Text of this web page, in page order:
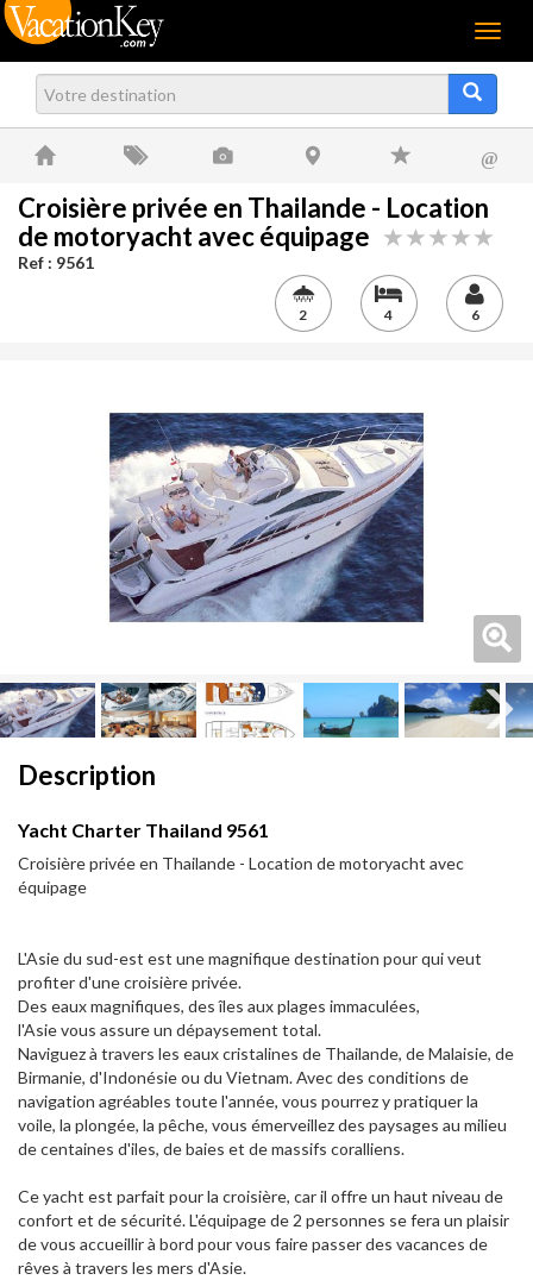
Menu
@
Croisière privée en Thailande - Location
de motoryacht avec équipage
Ref : 9561
2 4 6
Description
Yacht Charter Thailand 9561
Croisière privée en Thailande - Location de motoryacht avec
équipage
L'Asie du sud-est est une magnifique destination pour qui veut
profiter d'une croisière privée.
Des eaux magnifiques, des îles aux plages immaculées,
l'Asie vous assure un dépaysement total.
Naviguez à travers les eaux cristalines de Thailande, de Malaisie, de
Birmanie, d'Indonésie ou du Vietnam. Avec des conditions de
navigation agréables toute l'année, vous pourrez y pratiquer la
voile, la plongée, la pêche, vous émerveillez des paysages au milieu
de centaines d'iles, de baies et de massifs coralliens.
Ce yacht est parfait pour la croisière, car il offre un haut niveau de
confort et de sécurité. L'équipage de 2 personnes se fera un plaisir
de vous accueillir à bord pour vous faire passer des vacances de
rêves à travers les mers d'Asie.